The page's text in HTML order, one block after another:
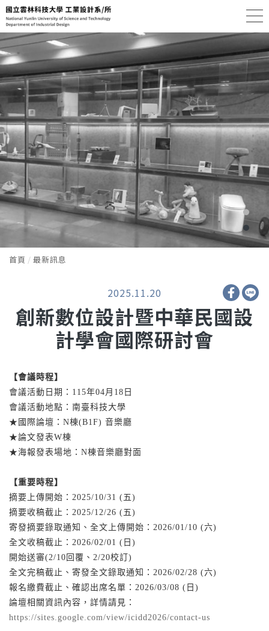
首頁 最新訊息
2025.11.20
創新數位設計暨中華民國設
計學會國際研討會
【會議時程】
會議活動日期：115年04月18日
會議活動地點：南臺科技大學
★國際論壇 ： N棟(B1F) 音樂廳
★論文發表W棟
★海報發表場地 ： N棟音樂廳對面
【重要時程】
摘要上傳開始：2025/10/31 (五)
摘要收稿截止：2025/12/26 (五)
寄發摘要錄取通知、全文上傳開始：2026/01/10 (六)
全文收稿截止：2026/02/01 (日)
開始送審(2/10回覆、2/20校訂)
全文完稿截止、寄發全文錄取通知：2026/02/28 (六)
報名繳費截止、確認出席名單：2026/03/08 (日)
論壇相關資訊內容，詳情請見：
https://sites.google.com/view/icidd2026/contact-us